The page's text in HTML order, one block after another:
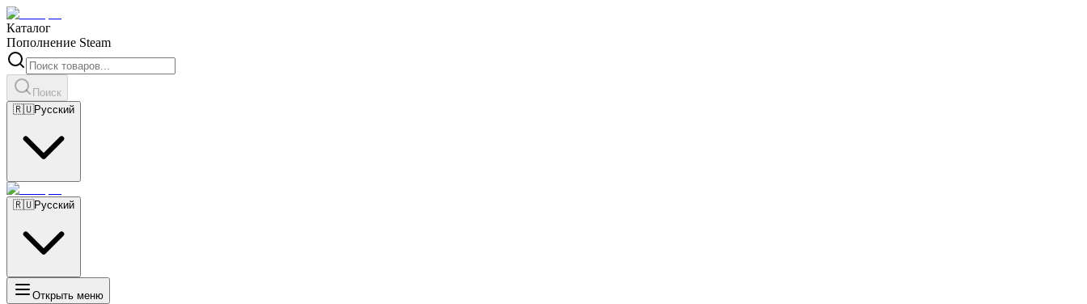
Каталог
Пополнение Steam
Поиск
🇷🇺Русский
🇷🇺Русский
Открыть меню